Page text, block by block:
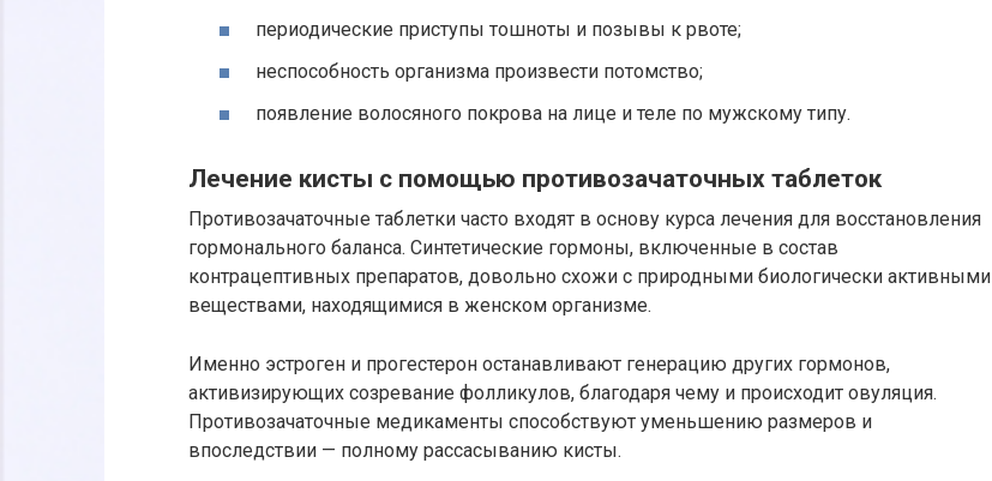
периодические приступы тошноты и позывы к рвоте;
неспособность организма произвести потомство;
появление волосяного покрова на лице и теле по мужскому типу.
Лечение кисты с помощью противозачаточных таблеток
Противозачаточные таблетки часто входят в основу курса лечения для восстановления
гормонального баланса. Синтетические гормоны, включенные в состав
контрацептивных препаратов, довольно схожи с природными биологически активными
веществами, находящимися в женском организме.
Именно эстроген и прогестерон останавливают генерацию других гормонов,
активизирующих созревание фолликулов, благодаря чему и происходит овуляция.
Противозачаточные медикаменты способствуют уменьшению размеров и
впоследствии — полному рассасыванию кисты.